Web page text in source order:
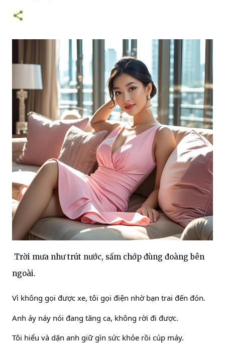
Trời mưa như trút nước, sấm chớp đùng đoàng bên
ngoài.
Vì không gọi được xe, tôi gọi điện nhờ bạn trai đến đón.
Anh áy náy nói đang tăng ca, không rời đi được.
Tôi hiểu và dặn anh giữ gìn sức khỏe rồi cúp máy.